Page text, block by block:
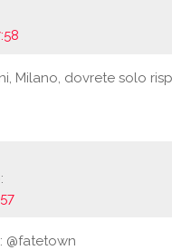
Milano, dovrete solo
@fatetown